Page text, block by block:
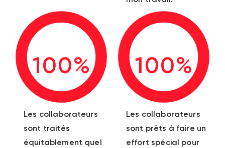
100%
Les collaborateurs
sont traités
équitablement quel
100%
Les collaborateurs
sont prêts à faire un
effort spécial pour